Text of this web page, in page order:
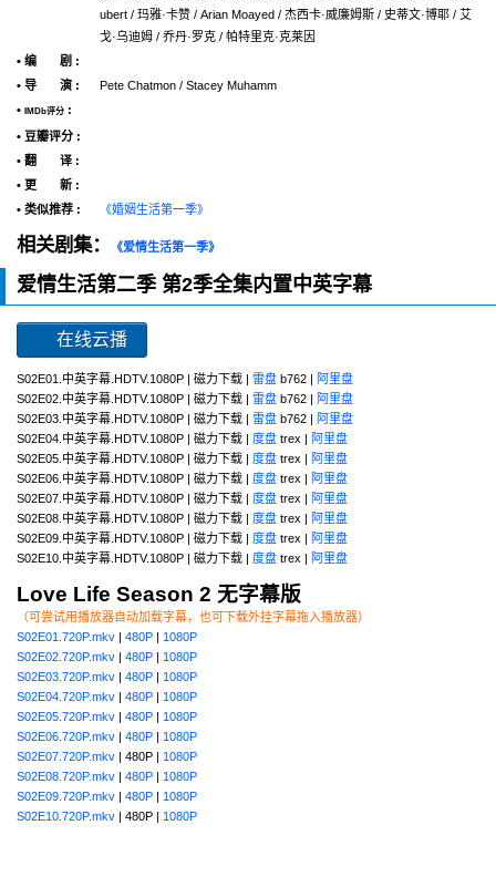
ubert / 玛雅·卡赞 / Arian Moayed / 杰西卡·威廉姆斯 / 史蒂文·博耶 / 艾
戈·乌迪姆 / 乔丹·罗克 / 帕特里克·克莱因
• 编 剧 :
• 导 演 :
Pete Chatmon / Stacey Muhamm
•
IMDb评分 :
• 豆瓣评分 :
• 翻 译 :
• 更 新 :
• 类似推荐 :
《婚姻生活第一季》
相关剧集： 《爱情生活第一季》
爱情生活第二季 第2季全集内置中英字幕
在线云播
S02E01.中英字幕.HDTV.1080P | 磁力下载 | 雷盘 b762 | 阿里盘
S02E02.中英字幕.HDTV.1080P | 磁力下载 | 雷盘 b762 | 阿里盘
S02E03.中英字幕.HDTV.1080P | 磁力下载 | 雷盘 b762 | 阿里盘
S02E04.中英字幕.HDTV.1080P | 磁力下载 | 度盘 trex | 阿里盘
S02E05.中英字幕.HDTV.1080P | 磁力下载 | 度盘 trex | 阿里盘
S02E06.中英字幕.HDTV.1080P | 磁力下载 | 度盘 trex | 阿里盘
S02E07.中英字幕.HDTV.1080P | 磁力下载 | 度盘 trex | 阿里盘
S02E08.中英字幕.HDTV.1080P | 磁力下载 | 度盘 trex | 阿里盘
S02E09.中英字幕.HDTV.1080P | 磁力下载 | 度盘 trex | 阿里盘
S02E10.中英字幕.HDTV.1080P | 磁力下载 | 度盘 trex | 阿里盘
Love Life Season 2 无字幕版
（可尝试用播放器自动加载字幕，也可下载外挂字幕拖入播放器）
S02E01.720P.mkv | 480P | 1080P
S02E02.720P.mkv | 480P | 1080P
S02E03.720P.mkv | 480P | 1080P
S02E04.720P.mkv | 480P | 1080P
S02E05.720P.mkv | 480P | 1080P
S02E06.720P.mkv | 480P | 1080P
S02E07.720P.mkv | 480P | 1080P
S02E08.720P.mkv | 480P | 1080P
S02E09.720P.mkv | 480P | 1080P
S02E10.720P.mkv | 480P | 1080P